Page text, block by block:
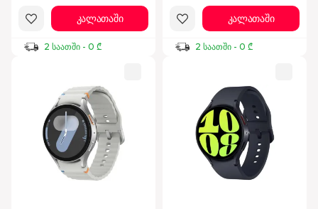
2 საათში - 0 ₾
კალათაში
2 საათში - 0 ₾
კალათაში